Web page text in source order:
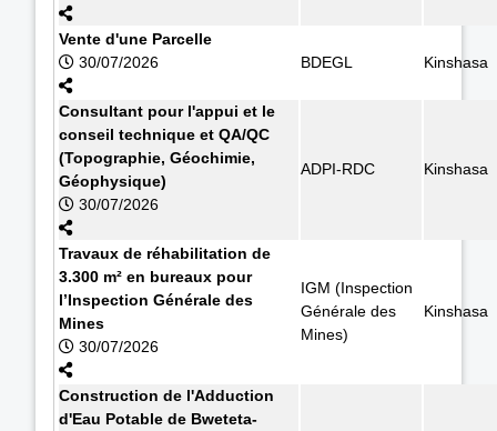
Vente d'une Parcelle
30/07/2026
BDEGL Kinshasa
Consultant pour l'appui et le
conseil technique et QA/QC
(Topographie, Géochimie,
Géophysique)
30/07/2026
ADPI-RDC Kinshasa
Travaux de réhabilitation de
3.300 m² en bureaux pour
l’Inspection Générale des
Mines
30/07/2026
IGM (Inspection
Générale des
Mines)
Kinshasa
Construction de l'Adduction
d'Eau Potable de Bweteta-